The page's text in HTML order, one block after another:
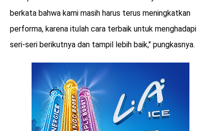
berkata bahwa kami masih harus terus meningkatkan
performa, karena itulah cara terbaik untuk menghadapi
seri-seri berikutnya dan tampil lebih baik," pungkasnya.